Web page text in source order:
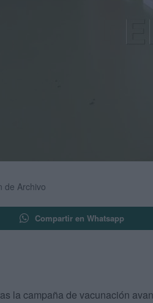
de Archivo
Compartir en Whatsapp
la campaña de vacunación